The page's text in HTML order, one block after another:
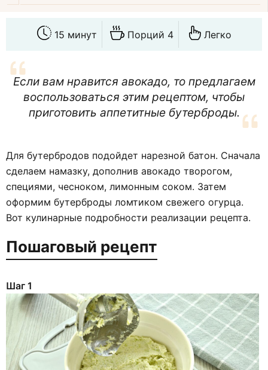
15 минут Порций 4 Легко
Если вам нравится авокадо, то предлагаем
воспользоваться этим рецептом, чтобы
приготовить аппетитные бутерброды.
Для бутербродов подойдет нарезной батон. Сначала
сделаем намазку, дополнив авокадо творогом,
специями, чесноком, лимонным соком. Затем
оформим бутерброды ломтиком свежего огурца.
Вот кулинарные подробности реализации рецепта.
Пошаговый рецепт
Шаг 1